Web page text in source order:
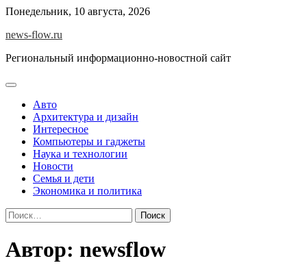
Skip
content
Понедельник, 10 августа, 2026
news-flow.ru
Региональный информационно-новостной сайт
Авто
Архитектура и дизайн
Интересное
Компьютеры и гаджеты
Наука и технологии
Новости
Семья и дети
Экономика и политика
Найти:
Автор: newsflow